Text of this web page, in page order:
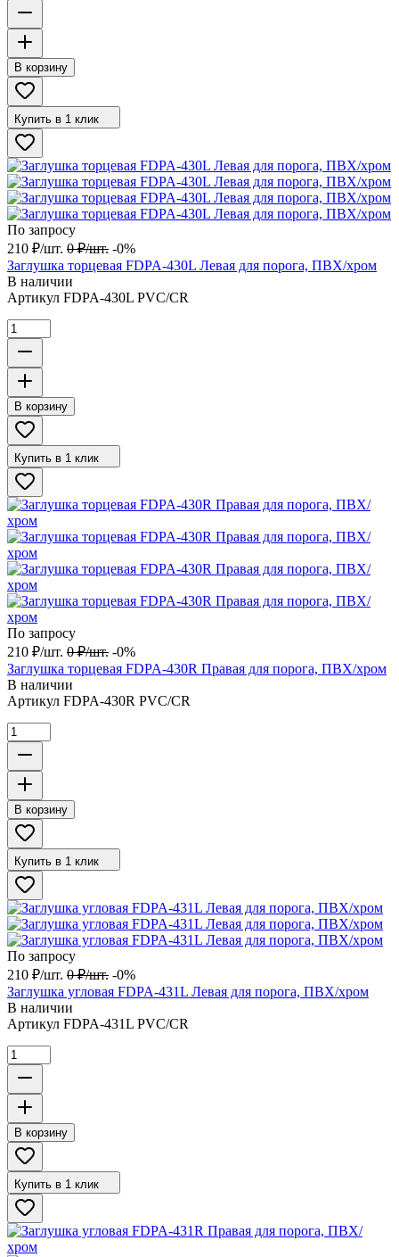
В корзину
Купить в 1 клик
По запросу
210 ₽/шт. 0 ₽/шт. -0%
Заглушка торцевая FDPA-430L Левая для порога, ПВХ/хром
В наличии
Артикул FDPA-430L PVC/CR
В корзину
Купить в 1 клик
По запросу
210 ₽/шт. 0 ₽/шт. -0%
Заглушка торцевая FDPA-430R Правая для порога, ПВХ/хром
В наличии
Артикул FDPA-430R PVC/CR
В корзину
Купить в 1 клик
По запросу
210 ₽/шт. 0 ₽/шт. -0%
Заглушка угловая FDPA-431L Левая для порога, ПВХ/хром
В наличии
Артикул FDPA-431L PVC/CR
В корзину
Купить в 1 клик